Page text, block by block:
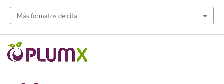
Más formatos de cita